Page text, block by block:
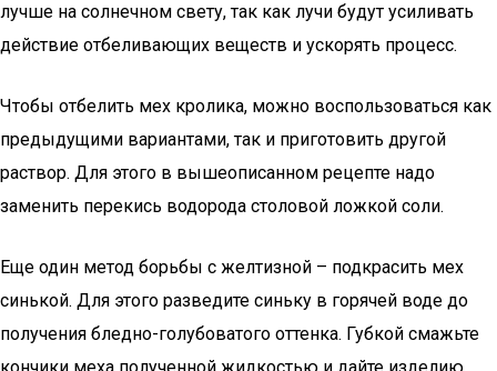
лучше на солнечном свету, так как лучи будут усиливать
действие отбеливающих веществ и ускорять процесс.
Чтобы отбелить мех кролика, можно воспользоваться как
предыдущими вариантами, так и приготовить другой
раствор. Для этого в вышеописанном рецепте надо
заменить перекись водорода столовой ложкой соли.
Еще один метод борьбы с желтизной – подкрасить мех
синькой. Для этого разведите синьку в горячей воде до
получения бледно-голубоватого оттенка. Губкой смажьте